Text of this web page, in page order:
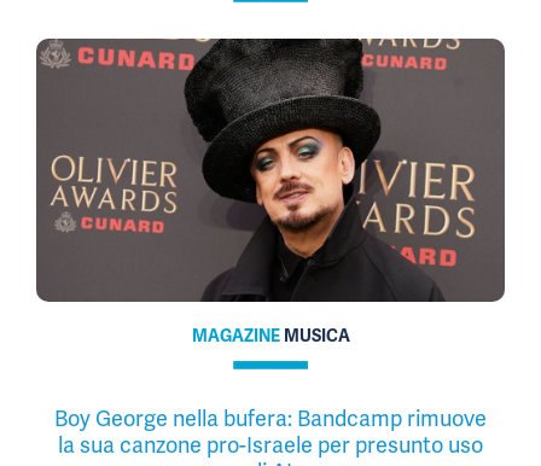
MAGAZINE MUSICA
Boy George nella bufera: Bandcamp rimuove
la sua canzone pro-Israele per presunto uso